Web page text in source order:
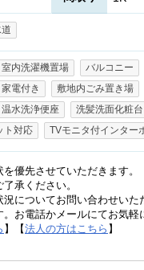
室内洗濯機置場
バルコニー
電付き
敷地内ごみ置き場
温水洗浄便座
洗髪洗面化粧台
ト対応 TVモニタ付インター
優先させていただきます。
承ください。
についてお問い合わせいた
お電話かメールにてお気軽
】【法人の方はこちら 】